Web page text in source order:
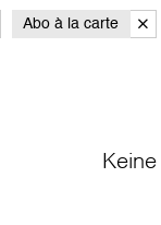
Abo à la carte